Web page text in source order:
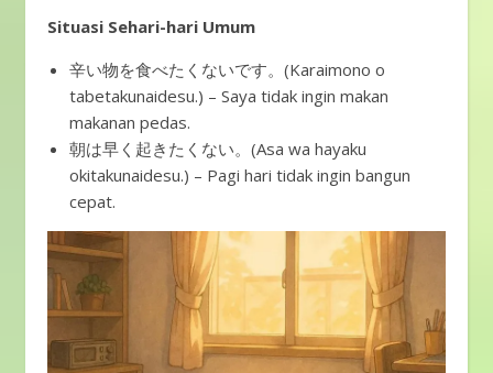
Situasi Sehari-hari Umum
辛い物を食べたくないです。(Karaimono o
tabetakunaidesu.) – Saya tidak ingin makan
makanan pedas.
朝は早く起きたくない。(Asa wa hayaku
okitakunaidesu.) – Pagi hari tidak ingin bangun
cepat.